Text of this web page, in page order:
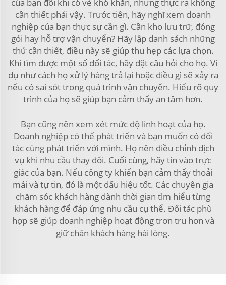
cần thiết phải vậy. Trước tiên, hãy nghĩ xem doanh
nghiệp của bạn thực sự cần gì. Cần kho lưu trữ, đóng
gói hay hỗ trợ vận chuyển? Hãy lập danh sách những
thứ cần thiết, điều này sẽ giúp thu hẹp các lựa chọn.
Khi tìm được một số đối tác, hãy đặt câu hỏi cho họ. Ví
dụ như cách họ xử lý hàng trả lại hoặc điều gì sẽ xảy ra
nếu có sai sót trong quá trình vận chuyển. Hiểu rõ quy
trình của họ sẽ giúp bạn cảm thấy an tâm hơn.
Bạn cũng nên xem xét mức độ linh hoạt của họ.
Doanh nghiệp có thể phát triển và bạn muốn có đối
tác cùng phát triển với mình. Họ nên điều chỉnh dịch
vụ khi nhu cầu thay đổi. Cuối cùng, hãy tin vào trực
giác của bạn. Nếu công ty khiến bạn cảm thấy thoải
mái và tự tin, đó là một dấu hiệu tốt. Các chuyên gia
chăm sóc khách hàng dành thời gian tìm hiểu từng
khách hàng để đáp ứng nhu cầu cụ thể. Đối tác phù
hợp sẽ giúp doanh nghiệp hoạt động trơn tru hơn và
giữ chân khách hàng hài lòng.